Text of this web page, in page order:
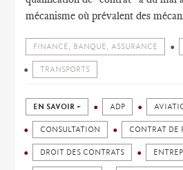
mécanisme où prévalent des
FINANCE, BANQUE, ASSURANCE
TRANSPORTS
EN SAVOIR + ADP
CONSULTATION CONTRAT DE
DROIT DES CONTRATS